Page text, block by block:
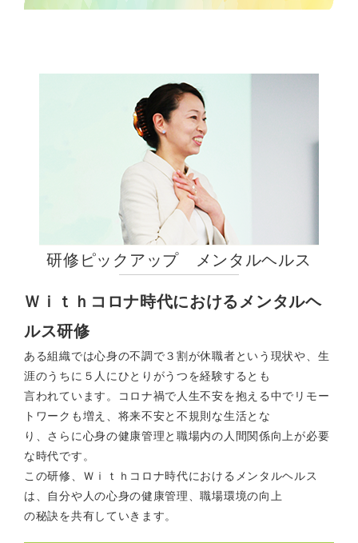
研修ピックアップ メンタルヘルス
Ｗｉｔｈコロナ時代におけるメンタルヘ
ルス研修
ある組織では心身の不調で３割が休職者という現状や、生
涯のうちに５人にひとりがうつを経験するとも
言われています。コロナ禍で人生不安を抱える中でリモー
トワークも増え、将来不安と不規則な生活とな
り、さらに心身の健康管理と職場内の人間関係向上が必要
な時代です。
この研修、Ｗｉｔｈコロナ時代におけるメンタルヘルス
は、自分や人の心身の健康管理、職場環境の向上
の秘訣を共有していきます。